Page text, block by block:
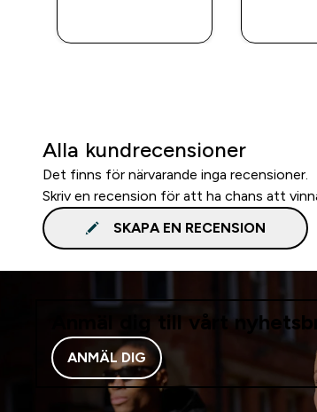
Alla kundrecensioner
Det finns för närvarande inga recensioner.
Skriv en recension för att ha chans att
SKAPA EN RECENSION
Anmäl dig till vårt
ANMÄL DIG